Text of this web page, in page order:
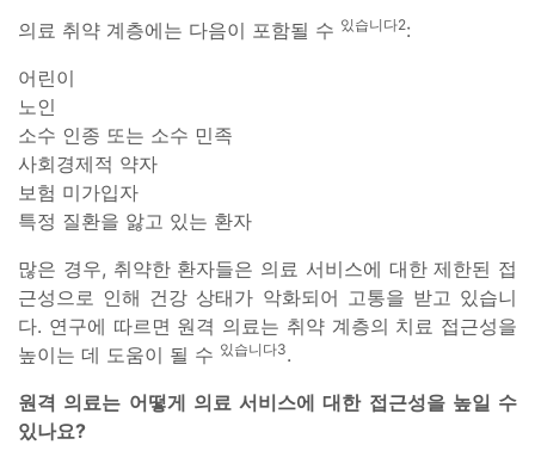
의료 취약 계층에는 다음이 포함될 수 있습니다2:
어린이
노인
소수 인종 또는 소수 민족
사회경제적 약자
보험 미가입자
특정 질환을 앓고 있는 환자
많은 경우, 취약한 환자들은 의료 서비스에 대한 제한된 접
근성으로 인해 건강 상태가 악화되어 고통을 받고 있습니
다. 연구에 따르면 원격 의료는 취약 계층의 치료 접근성을
높이는 데 도움이 될 수 있습니다3.
원격 의료는 어떻게 의료 서비스에 대한 접근성을 높일 수
있나요?